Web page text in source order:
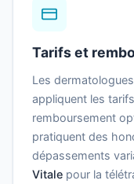
Tarifs et
Les
appliquent les
remboursement
pratiquent des
dépassements
Vitale pour la